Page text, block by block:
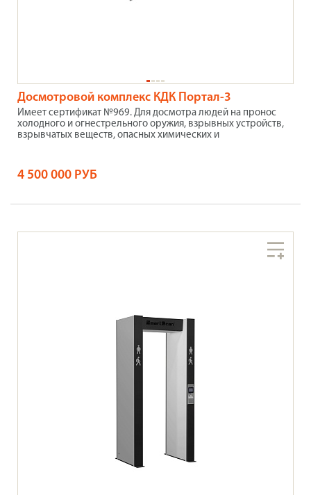
Досмотровой комплекс КДК Портал-3
Имеет сертификат №969. Для досмотра людей на пронос
холодного и огнестрельного оружия, взрывных устройств,
взрывчатых веществ, опасных химических и
4 500 000 РУБ